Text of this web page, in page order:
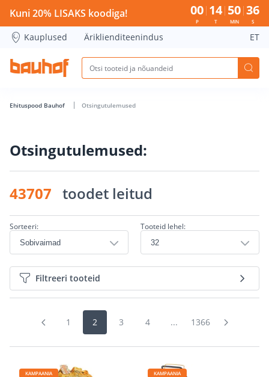
Otsingu lehekülg - Bauhof has loaded
Kuni 20% LISAKS koodiga! 00
P
14
T
50
MIN
36
S
Kauplused Äriklienditeenindus ET
Ehituspood Bauhof Otsingutulemused
Otsingutulemused:
43707 toodet leitud
Sorteeri: Tooteid lehel:
Filtreeri tooteid
1 2 3 4 ... 1366
KAMPAANIA KAMPAANIA